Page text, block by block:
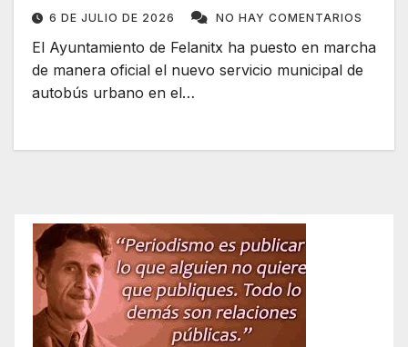
6 DE JULIO DE 2026 NO HAY COMENTARIOS
El Ayuntamiento de Felanitx ha puesto en marcha
de manera oficial el nuevo servicio municipal de
autobús urbano en el…